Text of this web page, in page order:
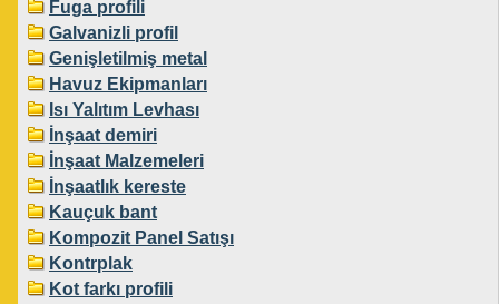
Fuga profili
Galvanizli profil
Genişletilmiş metal
Havuz Ekipmanları
Isı Yalıtım Levhası
İnşaat demiri
İnşaat Malzemeleri
İnşaatlık kereste
Kauçuk bant
Kompozit Panel Satışı
Kontrplak
Kot farkı profili